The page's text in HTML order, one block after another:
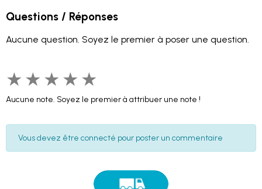
Questions / Réponses
Aucune question. Soyez le premier à poser une question.
★ ★ ★ ★ ★
Aucune note. Soyez le premier à attribuer une note !
Vous devez être connecté pour poster un commentaire